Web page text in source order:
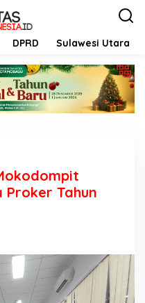
DPRD Sulawesi Utara
Proker Tahun